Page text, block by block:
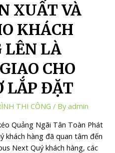
XUẤT VÀ
KHÁCH
LÊN LÀ
CHO
LẮP ĐẶT
THI CÔNG / Byadmin
Quảng Ngãi Tân Toàn Phát
khách hàng đã quan tâm đến
Next Quý khách hàng, các